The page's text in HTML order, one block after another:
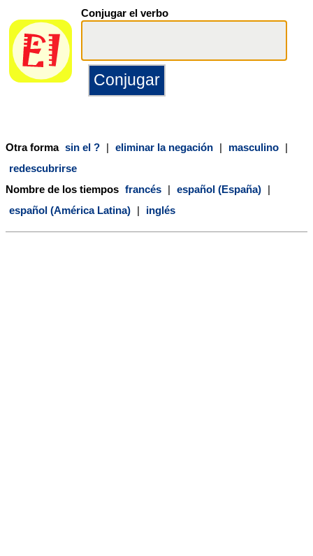
Conjugar el verbo
Otra forma sin el ? | eliminar la negación | masculino |
redescubrirse
Nombre de los tiempos francés | español (España) |
español (América Latina) | inglés